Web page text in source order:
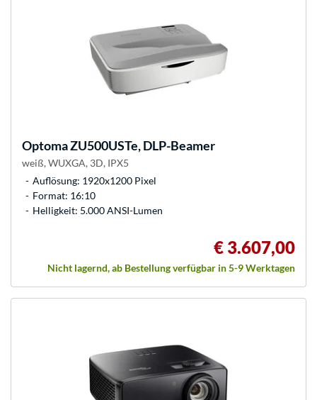
OptomaZU500USTe, DLP-Beamer
weiß, WUXGA, 3D, IPX5
Auflösung: 1920x1200 Pixel
Format: 16:10
Helligkeit: 5.000 ANSI-Lumen
€ 3.607,00
Nicht lagernd, ab Bestellung verfügbar in 5-9 Werktagen